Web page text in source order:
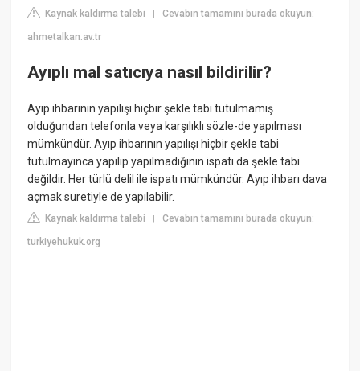
Kaynak kaldırma talebi |Cevabın tamamını burada okuyun:
ahmetalkan.av.tr
Ayıplı mal satıcıya nasıl bildirilir?
Ayıp ihbarının yapılışı hiçbir şekle tabi tutulmamış
olduğundan telefonla veya karşılıklı sözle-de yapılması
mümkündür. Ayıp ihbarının yapılışı hiçbir şekle tabi
tutulmayınca yapılıp yapılmadığının ispatı da şekle tabi
değildir. Her türlü delil ile ispatı mümkündür. Ayıp ihbarı dava
açmak suretiyle de yapılabilir.
Kaynak kaldırma talebi |Cevabın tamamını burada okuyun:
turkiyehukuk.org